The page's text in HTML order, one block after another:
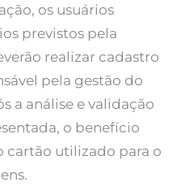
os usuários
previstos pela
realizar cadastro
pela gestão do
a análise e validação
o benefício
cartão utilizado para o